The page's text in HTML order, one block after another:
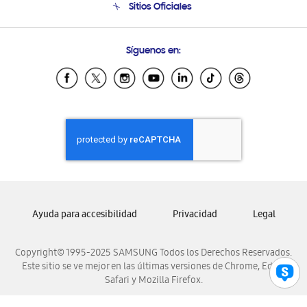
Condiciones de Compra
Soporte vía eMail
Sitios Oficiales
Samsung Ecuador
Samsung El Salvador
Samsung Honduras
Samsung Nicaragua
Samsung Panamá
Samsung Venezuela
Síguenos en:
Copyright© 1995-2025 SAMSUNG Todos los Derechos Reservados.
Este sitio se ve mejor en las últimas versiones de Chrome, Edge,
Safari y Mozilla Firefox.
Ayuda para accesibilidad Privacidad Legal